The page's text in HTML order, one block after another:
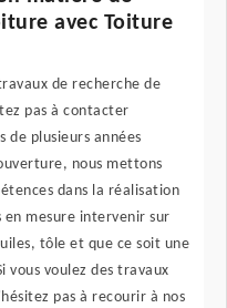
avec Toiture
de recherche de
pas à contacter
de plusieurs années
nous mettons
dans la réalisation
en mesure intervenir sur
tôle et que ce soit une
voulez des travaux
pas à recourir à nos